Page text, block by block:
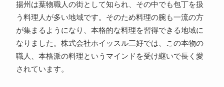
揚州は葉物職人の街として知られ、その中でも包丁を扱
う料理人が多い地域です。そのため料理の腕も一流の方
が集まるようになり、本格的な料理を習得できる地域に
なりました。株式会社ホイッスル三好では、この本物の
職人、本格派の料理というマインドを受け継いで長く愛
されています。